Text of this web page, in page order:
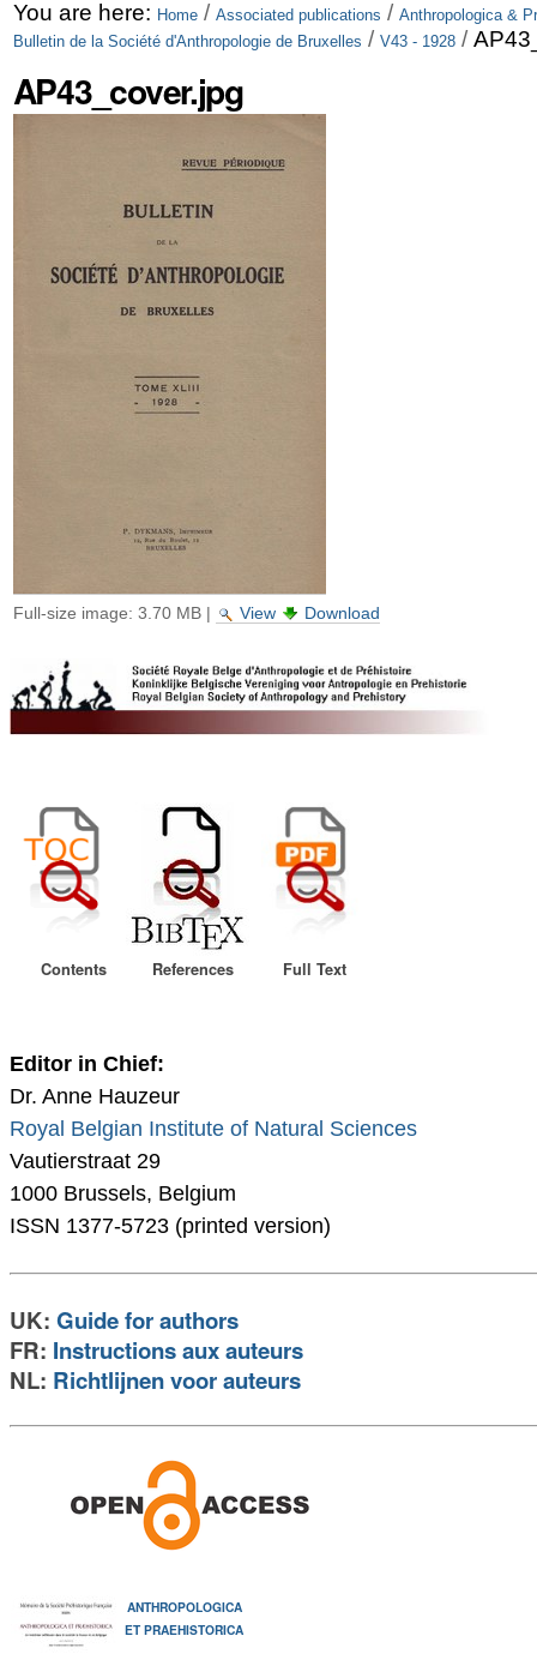
Skip
to
content.
navigation
Personal
tools
You are here: Home / Associated publications / Anthropologica &
Bulletin de la Société d'Anthropologie de Bruxelles / V43 - 1928 /
AP43_cover.jpg
Full-size image: 3.70 MB| View Download
Contents References Full Text
Editor in Chief:
Dr. Anne Hauzeur
Royal Belgian Institute of Natural Sciences
Vautierstraat 29
1000 Brussels, Belgium
ISSN 1377-5723 (printed version)
UK: Guide for authors
FR: Instructions aux auteurs
NL: Richtlijnen voor auteurs
ANTHROPOLOGICA
ET PRAEHISTORICA